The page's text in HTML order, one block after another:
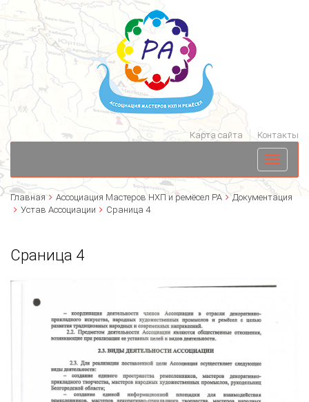
Карта сайта Контакты
Toggle
Главная Ассоциация Мастеров НХП и ремёсел РА
Документация
Устав Ассоциации
Сраница 4
Сраница 4